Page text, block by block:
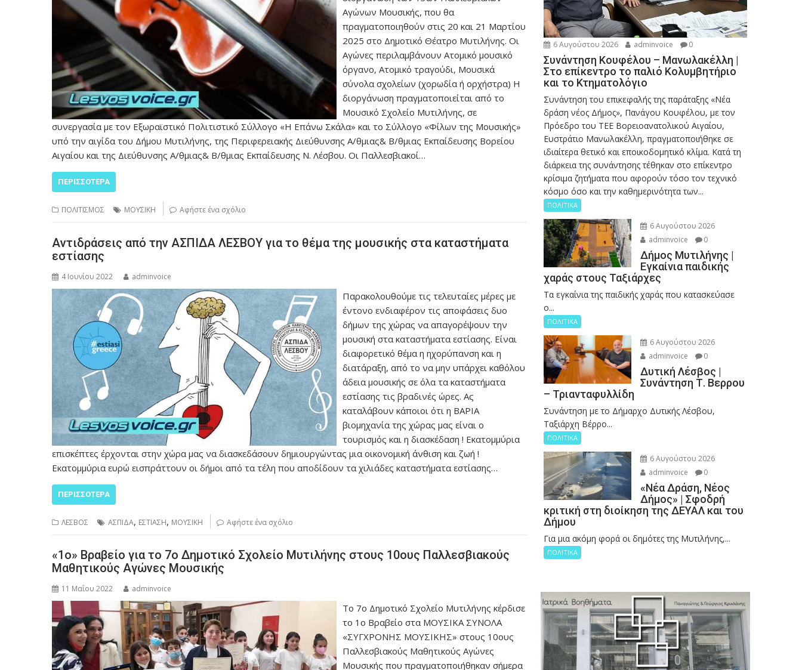
Αγώνων Μουσικής, που θα
πραγματοποιηθούν στις 20 και 21 Μαρτίου
2025 στο Δημοτικό Θέατρο Μυτιλήνης. Οι
Αγώνες περιλαμβάνουν Ατομικό μουσικό
όργανο, Ατομικό τραγούδι, Μουσικά
σύνολα σχολείων (χορωδία ή ορχήστρα) Η
διοργάνωση πραγματοποιείται από το
Μουσικό Σχολείο Μυτιλήνης, σε
συνεργασία με τον Εξωραϊστικό Πολιτιστικό Σύλλογο «Η Επάνω Σκάλα» και το Σύλλογο «Φίλων της Μουσικής»
υπό την αιγίδα του Δήμου Μυτιλήνης, της Περιφερειακής Διεύθυνσης Α/θμιας& Β/θμιας Εκπαίδευσης Βορείου
Αιγαίου και της Διεύθυνσης Α/θμιας& Β/θμιας Εκπαίδευσης Ν. Λέσβου. Οι Παλλεσβιακοί…
ΠΕΡΙΣΣΌΤΕΡΑ
ΠΟΛΙΤΙΣΜΟΣ ΜΟΥΣΙΚΗ Αφήστε ένα σχόλιο
Αντιδράσεις από την ΑΣΠΙΔΑ ΛΕΣΒΟΥ για το θέμα της μουσικής στα καταστήματα
εστίασης
4 Ιουνίου 2022 adminvoice
Παρακολουθούμε τις τελευταίες μέρες με
έντονο ενδιαφέρον τις αποφάσεις δυο
δήμων της χώρας να απαγορέψουν την
μουσική στα καταστήματα εστίασης. Είναι
διαφορετικό θέμα η ηχορύπανση και η
διατάραξη, από το να μην υπάρχει καθόλου
άδεια μουσικής σε όλα τα καταστήματα
εστίασης τις βραδινές ώρες. Ας
καταλάβουν κάποιοι ότι η ΒΑΡΙΑ
βιομηχανία της χώρας μας είναι ο
τουρισμός και η διασκέδαση ! Εκατομμύρια
επισκέπτες έρχονται στην χώρα μας να διασκεδάσουν δημιουργώντας μια οικονομική άνθιση και ζωή !
Εκατομμύρια ευρώ εισπράττουν οι δήμοι από τα τέλη που αποδίδουν τα χιλιάδες καταστήματα εστίασης…
ΠΕΡΙΣΣΌΤΕΡΑ
ΛΕΣΒΟΣ ΑΣΠΙΔΑ, ΕΣΤΙΑΣΗ, ΜΟΥΣΙΚΗ Αφήστε ένα σχόλιο
«1ο» Βραβείο για το 7ο Δημοτικό Σχολείο Μυτιλήνης στους 10ους Παλλεσβιακούς
Μαθητικούς Αγώνες Μουσικής
11 Μαΐου 2022 adminvoice
Το 7ο Δημοτικό Σχολείο Μυτιλήνης κέρδισε
το 1ο Βραβείο στα ΜΟΥΣΙΚΑ ΣΥΝΟΛΑ
«ΣΥΓΧΡΟΝΗΣ ΜΟΥΣΙΚΗΣ» στους 10ους
Παλλεσβιακούς Μαθητικούς Αγώνες
Μουσικής που πραγματοποιήθηκαν σήμερα
6 Αυγούστου 2026 adminvoice 0
Συνάντηση Κουφέλου – Μανωλακέλλη |
Στο επίκεντρο το παλιό Κολυμβητήριο
και το Κτηματολόγιο
Συνάντηση του επικεφαλής της παράταξης «Νέα
δράση νέος Δήμος», Πανάγου Κουφέλου, με τον
Πρόεδρο του ΤΕΕ Βορειοανατολικού Αιγαίου,
Ευστράτιο Μανωλακέλλη, πραγματοποιήθηκε σε
ιδιαίτερα θετικό και εποικοδομητικό κλίμα. Κατά τη
διάρκεια της συνάντησης τέθηκαν στο επίκεντρο
κρίσιμα ζητήματα που αφορούν τόσο τον τεχνικό
κόσμο όσο και την καθημερινότητα των...
ΠΟΛΙΤΙΚΑ
6 Αυγούστου 2026
adminvoice
0
Δήμος Μυτιλήνης |
Εγκαίνια παιδικής
χαράς στους Ταξιάρχες
Tα εγκαίνια της παιδικής χαράς που κατασκεύασε
ο...
ΠΟΛΙΤΙΚΑ
6 Αυγούστου 2026
adminvoice
0
Δυτική Λέσβος |
Συνάντηση Τ. Βερρου
– Τριανταφυλλίδη
Συνάντηση με το Δήμαρχο Δυτικής Λέσβου,
Ταξιάρχη Βέρρο...
ΠΟΛΙΤΙΚΑ
6 Αυγούστου 2026
adminvoice
0
«Νέα Δράση, Νέος
Δήμος» | Σφοδρή
κριτική στη διοίκηση της ΔΕΥΑΛ και του
Δήμου
Για μια ακόμη φορά οι δημότες της Μυτιλήνης,...
ΠΟΛΙΤΙΚΑ